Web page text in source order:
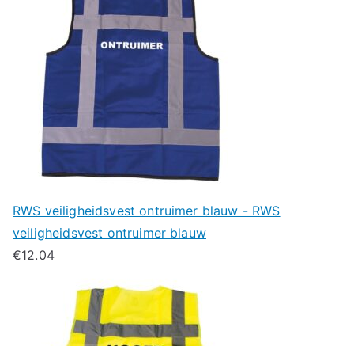
RWS veiligheidsvest ontruimer blauw - RWS
veiligheidsvest ontruimer blauw
€12.04